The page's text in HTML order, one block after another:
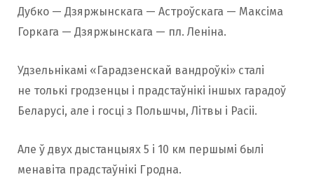
Дубко — Дзяржынскага — Астроўскага — Максіма
Горкага — Дзяржынскага — пл. Леніна.
Удзельнікамі «Гарадзенскай вандроўкi» сталі
не толькі гродзенцы і прадстаўнікі іншых гарадоў
Беларусі, але і госці з Польшчы, Літвы і Расіі.
Але ў двух дыстанцыях 5 і 10 км першымі былі
менавіта прадстаўнікі Гродна.